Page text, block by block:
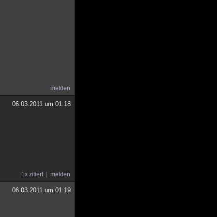
melden
06.03.2011 um 01:18
1x zitiert melden
06.03.2011 um 01:19